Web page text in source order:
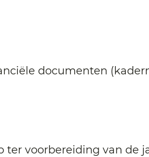
documenten
ter voorbereiding van